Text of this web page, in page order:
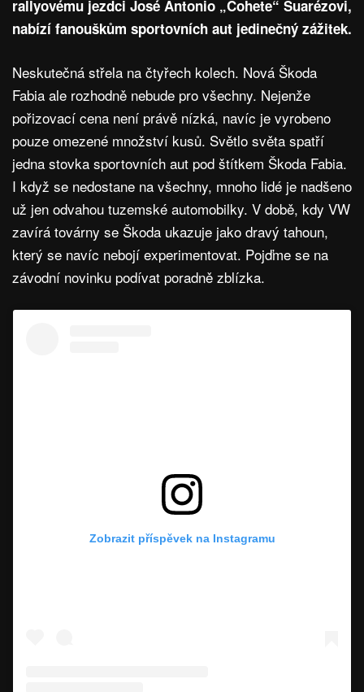
rallyovému jezdci José Antonio „Cohete“ Suarézovi,
nabízí fanouškům sportovních aut jedinečný zážitek.
Neskutečná střela na čtyřech kolech. Nová Škoda
Fabia ale rozhodně nebude pro všechny. Nejenže
pořizovací cena není právě nízká, navíc je vyrobeno
pouze omezené množství kusů. Světlo světa spatří
jedna stovka sportovních aut pod štítkem Škoda Fabia.
I když se nedostane na všechny, mnoho lidé je nadšeno
už jen odvahou tuzemské automobilky. V době, kdy VW
zavírá továrny se Škoda ukazuje jako dravý tahoun,
který se navíc nebojí experimentovat. Pojďme se na
závodní novinku podívat poradně zblízka.
Zobrazit příspěvek na Instagramu